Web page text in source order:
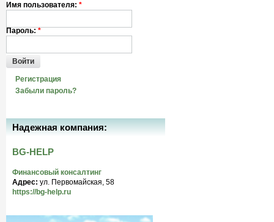
Имя пользователя: *
Пароль: *
Войти
Регистрация
Забыли пароль?
Надежная компания:
BG-HELP
Финансовый консалтинг
Адрес: ул. Первомайская, 58
https://bg-help.ru